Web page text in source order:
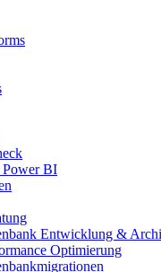
Power BI
Entwicklung &
Optimierung